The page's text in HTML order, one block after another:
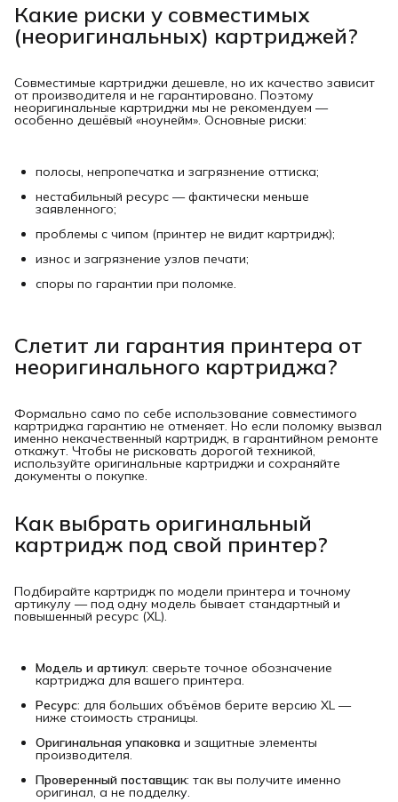
Какие риски у совместимых
(неоригинальных) картриджей?
Совместимые картриджи дешевле, но их качество зависит
от производителя и не гарантировано. Поэтому
неоригинальные картриджи мы не рекомендуем —
особенно дешёвый «ноунейм». Основные риски:
полосы, непропечатка и загрязнение оттиска;
нестабильный ресурс — фактически меньше
заявленного;
проблемы с чипом (принтер не видит картридж);
износ и загрязнение узлов печати;
споры по гарантии при поломке.
Слетит ли гарантия принтера от
неоригинального картриджа?
Формально само по себе использование совместимого
картриджа гарантию не отменяет. Но если поломку вызвал
именно некачественный картридж, в гарантийном ремонте
откажут. Чтобы не рисковать дорогой техникой,
используйте оригинальные картриджи и сохраняйте
документы о покупке.
Как выбрать оригинальный
картридж под свой принтер?
Подбирайте картридж по модели принтера и точному
артикулу — под одну модель бывает стандартный и
повышенный ресурс (XL).
Модель и артикул: сверьте точное обозначение
картриджа для вашего принтера.
Ресурс: для больших объёмов берите версию XL —
ниже стоимость страницы.
Оригинальная упаковка и защитные элементы
производителя.
Проверенный поставщик: так вы получите именно
оригинал, а не подделку.